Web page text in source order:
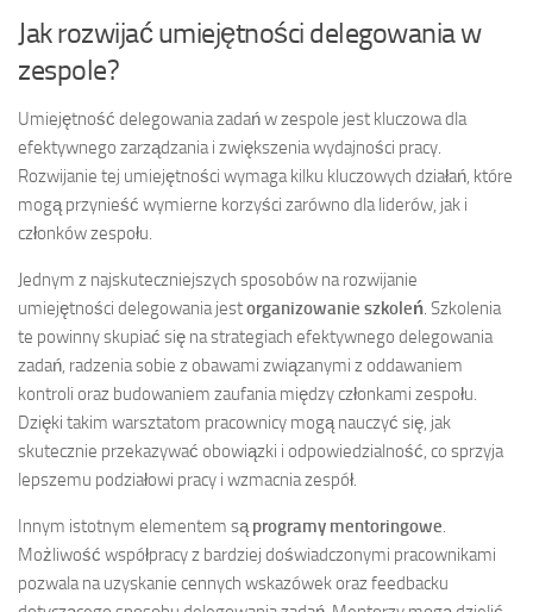
Jak rozwijać umiejętności delegowania w
zespole?
Umiejętność delegowania zadań w zespole jest kluczowa dla
efektywnego zarządzania i zwiększenia wydajności pracy.
Rozwijanie tej umiejętności wymaga kilku kluczowych działań, które
mogą przynieść wymierne korzyści zarówno dla liderów, jak i
członków zespołu.
Jednym z najskuteczniejszych sposobów na rozwijanie
umiejętności delegowania jestorganizowanie szkoleń. Szkolenia
te powinny skupiać się na strategiach efektywnego delegowania
zadań, radzenia sobie z obawami związanymi z oddawaniem
kontroli oraz budowaniem zaufania między członkami zespołu.
Dzięki takim warsztatom pracownicy mogą nauczyć się, jak
skutecznie przekazywać obowiązki i odpowiedzialność, co sprzyja
lepszemu podziałowi pracy i wzmacnia zespół.
Innym istotnym elementem sąprogramy mentoringowe.
Możliwość współpracy z bardziej doświadczonymi pracownikami
pozwala na uzyskanie cennych wskazówek oraz feedbacku